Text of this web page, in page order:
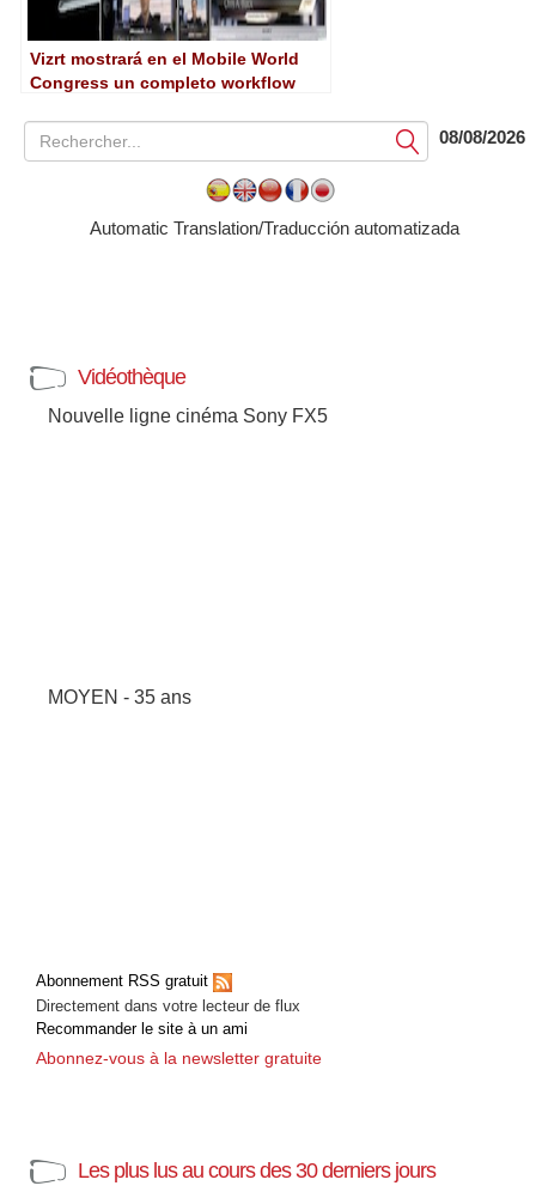
Vizrt mostrará en el Mobile World
Congress un completo workflow
Soumettre08/08/2026
Automatic Translation/Traducción automatizada
Vidéothèque
Nouvelle ligne cinéma Sony FX5
MOYEN - 35 ans
Abonnement RSS gratuit
Directement dans votre lecteur de flux
Recommander le site à un ami
Abonnez-vous à la newsletter gratuite
Les plus lus au cours des 30 derniers jours